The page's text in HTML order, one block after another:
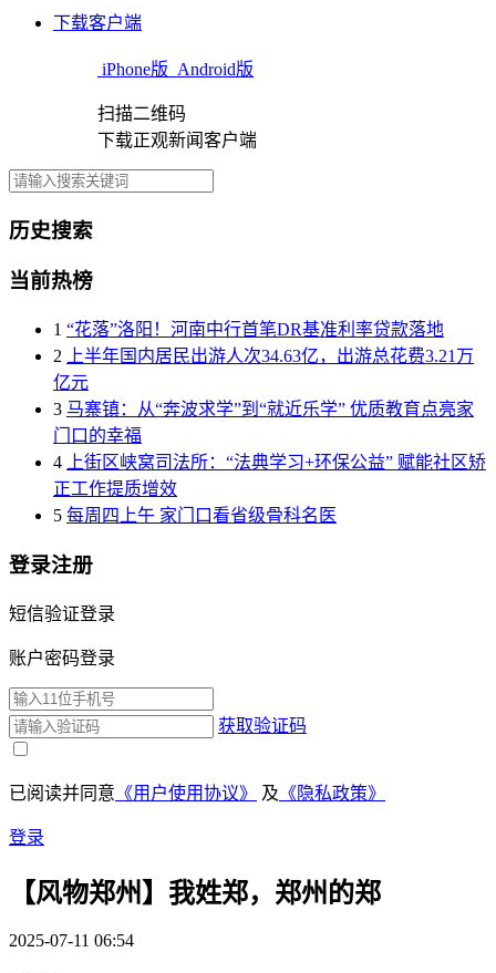
下载客户端
iPhone版 Android版
扫描二维码
下载正观新闻客户端
历史搜索
当前热榜
1 “花落”洛阳！河南中行首笔DR基准利率贷款落地
2
上半年国内居民出游人次34.63亿，出游总花费3.21万
亿元
3 马寨镇：从“奔波求学”到“就近乐学” 优质教育点亮家
门口的幸福
4
上街区峡窝司法所：“法典学习+环保公益” 赋能社区矫
正工作提质增效
5 每周四上午 家门口看省级骨科名医
登录注册
短信验证登录
账户密码登录
获取验证码
已阅读并同意 《用户使用协议》 及 《隐私政策》
登录
【风物郑州】我姓郑，郑州的郑
2025-07-11 06:54